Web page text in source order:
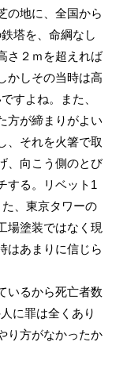
の地に、全国から
塔を、命綱なし
さ２ｍを超えれば
かしその当時は高
すよね。また、
方が締まりがよい
、それを火箸で取
、向こう側のとび
する。リベット1
、東京タワーの
場塗装ではなく現
はあまりに信じら
いるから死亡者数
に罪は全くあり
り方がなかったか